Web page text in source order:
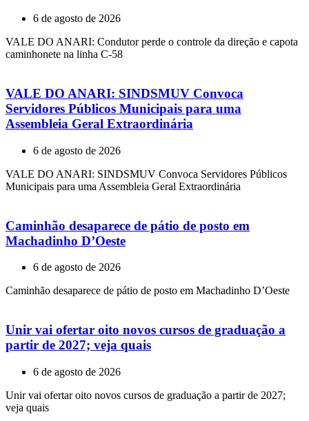
6 de agosto de 2026
VALE DO ANARI: Condutor perde o controle da direção e capota
caminhonete na linha C-58
VALE DO ANARI: SINDSMUV Convoca
Servidores Públicos Municipais para uma
Assembleia Geral Extraordinária
6 de agosto de 2026
VALE DO ANARI: SINDSMUV Convoca Servidores Públicos
Municipais para uma Assembleia Geral Extraordinária
Caminhão desaparece de pátio de posto em
Machadinho D’Oeste
6 de agosto de 2026
Caminhão desaparece de pátio de posto em Machadinho D’Oeste
Unir vai ofertar oito novos cursos de graduação a
partir de 2027; veja quais
6 de agosto de 2026
Unir vai ofertar oito novos cursos de graduação a partir de 2027;
veja quais